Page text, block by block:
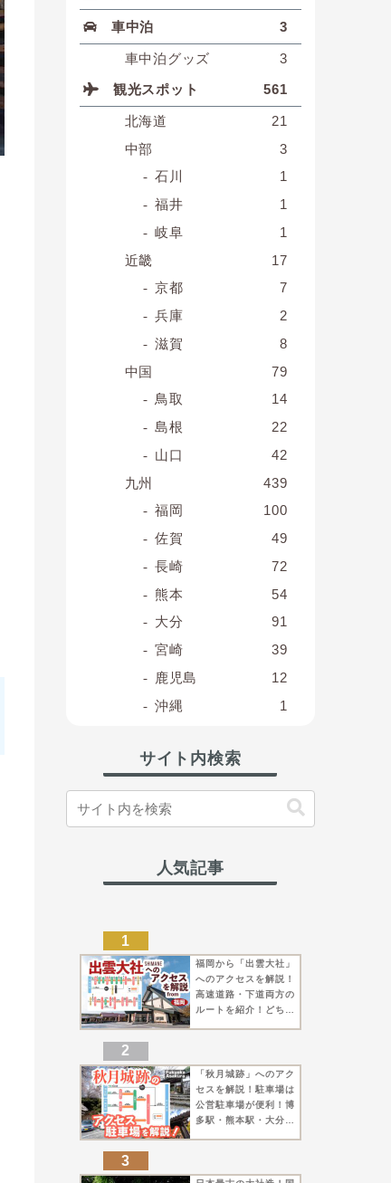
車中泊 3
車中泊グッズ
3
観光スポット
561
北海道
21
中部
3
石川
1
福井
1
岐阜
1
近畿
17
京都
7
兵庫
2
滋賀
8
中国
79
鳥取
14
島根
22
山口
42
九州
439
福岡
100
佐賀
49
長崎
72
熊本
54
大分
91
宮崎
39
鹿児島
12
沖縄
1
サイト内検索
人気記事
福岡から「出雲大社」
へのアクセスを解説！
高速道路・下道両方の
ルートを紹介！どちら
「秋月城跡」へのアク
セスを解説！駐車場は
公営駐車場が便利！博
多駅・熊本駅・大分駅